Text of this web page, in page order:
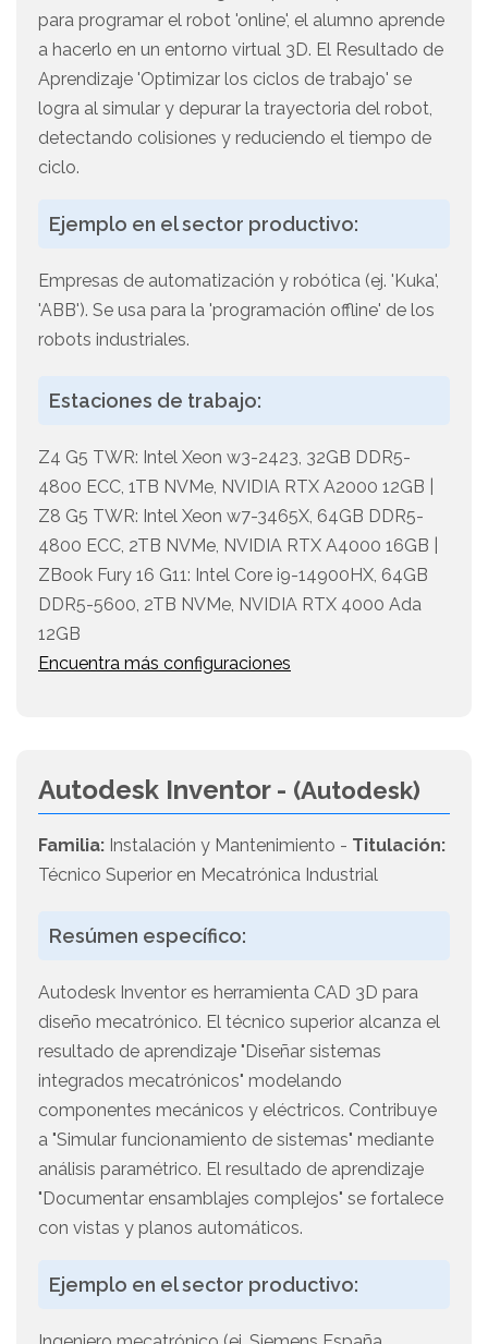
para programar el robot 'online', el alumno aprende
a hacerlo en un entorno virtual 3D. El Resultado de
Aprendizaje 'Optimizar los ciclos de trabajo' se
logra al simular y depurar la trayectoria del robot,
detectando colisiones y reduciendo el tiempo de
ciclo.
Ejemplo en el sector productivo:
Empresas de automatización y robótica (ej. 'Kuka',
'ABB'). Se usa para la 'programación offline' de los
robots industriales.
Estaciones de trabajo:
Z4 G5 TWR: Intel Xeon w3-2423, 32GB DDR5-
4800 ECC, 1TB NVMe, NVIDIA RTX A2000 12GB |
Z8 G5 TWR: Intel Xeon w7-3465X, 64GB DDR5-
4800 ECC, 2TB NVMe, NVIDIA RTX A4000 16GB |
ZBook Fury 16 G11: Intel Core i9-14900HX, 64GB
DDR5-5600, 2TB NVMe, NVIDIA RTX 4000 Ada
12GB
Encuentra más configuraciones
Autodesk Inventor - (Autodesk)
Familia: Instalación y Mantenimiento - Titulación:
Técnico Superior en Mecatrónica Industrial
Resúmen específico:
Autodesk Inventor es herramienta CAD 3D para
diseño mecatrónico. El técnico superior alcanza el
resultado de aprendizaje "Diseñar sistemas
integrados mecatrónicos" modelando
componentes mecánicos y eléctricos. Contribuye
a "Simular funcionamiento de sistemas" mediante
análisis paramétrico. El resultado de aprendizaje
"Documentar ensamblajes complejos" se fortalece
con vistas y planos automáticos.
Ejemplo en el sector productivo: